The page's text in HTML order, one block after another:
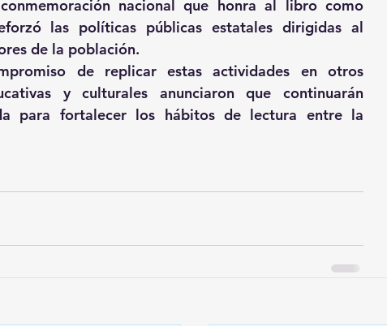
nacional que honra al libro como
las políticas públicas estatales dirigidas al
de la población.
de replicar estas actividades en otros
y culturales anunciaron que continuarán
para fortalecer los hábitos de lectura entre la